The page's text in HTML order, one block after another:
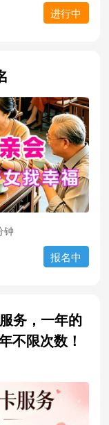
进行中
钟
报名中
务，一年的
不限次数！